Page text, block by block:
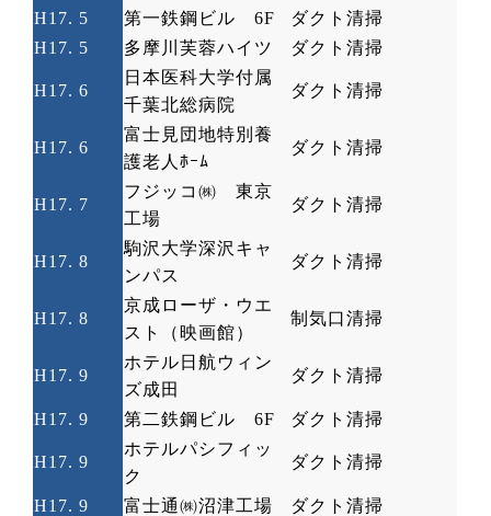
H17. 5 第一鉄鋼ビル6F
ダクト清掃
H17. 5
多摩川芙蓉ハイツ ダクト清掃
H17. 6
日本医科大学付属
千葉北総病院
ダクト清掃
H17. 6
富士見団地特別養
護老人ﾎｰﾑ
ダクト清掃
H17. 7
フジッコ㈱ 東京
工場
ダクト清掃
H17. 8
駒沢大学深沢キャ
ンパス
ダクト清掃
H17. 8
京成ローザ・ウエ
スト（映画館）
制気口清掃
H17. 9
ホテル日航ウィン
ズ成田
ダクト清掃
H17. 9 第二鉄鋼ビル6F ダクト清掃
H17. 9
ホテルパシフィッ
ク
ダクト清掃
H17. 9 富士通㈱沼津工場 ダクト清掃